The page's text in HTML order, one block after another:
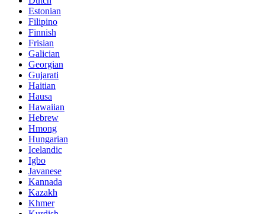
Estonian
Filipino
Finnish
Frisian
Galician
Georgian
Gujarati
Haitian
Hausa
Hawaiian
Hebrew
Hmong
Hungarian
Icelandic
Igbo
Javanese
Kannada
Kazakh
Khmer